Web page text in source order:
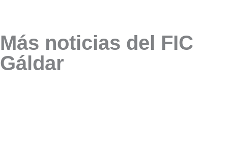
Más noticias del FIC
Gáldar